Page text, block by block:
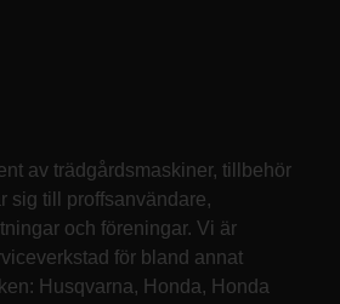
av trädgårdsmaskiner, tillbehör
sig till proffsanvändare,
och föreningar. Vi är
för bland annat
Husqvarna, Honda, Honda